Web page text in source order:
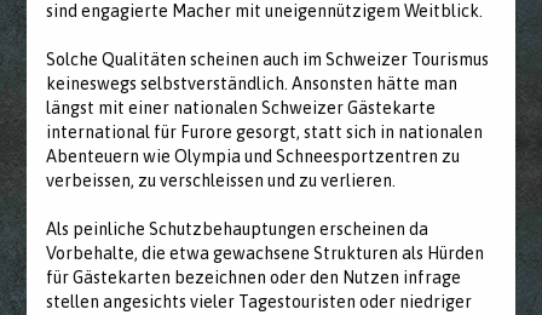
sind engagierte Macher mit uneigennützigem Weitblick.
Solche Qualitäten scheinen auch im Schweizer Tourismus
keineswegs selbstverständlich. Ansonsten hätte man
längst mit einer nationalen Schweizer Gästekarte
international für Furore gesorgt, statt sich in nationalen
Abenteuern wie Olympia und Schneesportzentren zu
verbeissen, zu verschleissen und zu verlieren.
Als peinliche Schutzbehauptungen erscheinen da
Vorbehalte, die etwa gewachsene Strukturen als Hürden
für Gästekarten bezeichnen oder den Nutzen infrage
stellen angesichts vieler Tagestouristen oder niedriger